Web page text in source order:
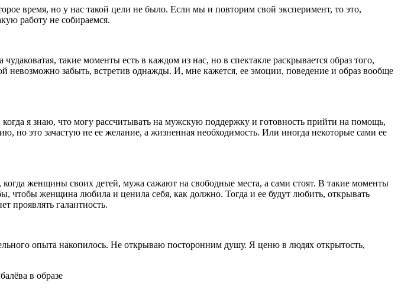
время, но у нас такой цели не было. Если мы и повторим свой эксперимент, то это,
работу не собираемся.
такие моменты есть в каждом из нас, но в спектакле раскрывается образ того,
забыть, встретив однажды. И, мне кажется, ее эмоции, поведение и образ вообще
я знаю, что могу рассчитывать на мужскую поддержку и готовность прийти на помощь,
но это зачастую не ее желание, а жизненная необходимость. Или иногда некоторые сами ее
женщины своих детей, мужа сажают на свободные места, а сами стоят. В такие моменты
чтобы женщина любила и ценила себя, как должно. Тогда и ее будут любить, открывать
проявлять галантность.
опыта накопилось. Не открываю посторонним душу. Я ценю в людях открытость,